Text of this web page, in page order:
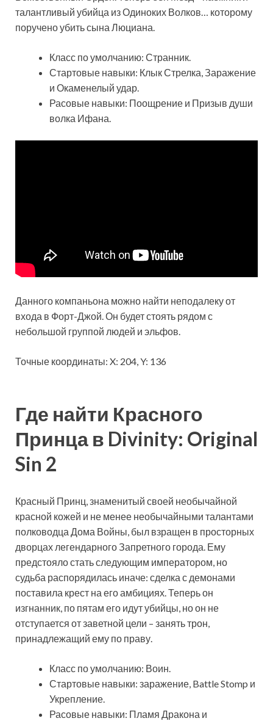
талантливый убийца из Одиноких Волков… которому
поручено убить сына Люциана.
Класс по умолчанию: Странник.
Стартовые навыки: Клык Стрелка, Заражение
и Окаменелый удар.
Расовые навыки: Поощрение и Призыв души
волка Ифана.
Данного компаньона можно найти неподалеку от
входа в Форт-Джой. Он будет стоять рядом с
небольшой группой людей и эльфов.
Точные координаты: X: 204, Y: 136
Где найти Красного
Принца в Divinity: Original
Sin 2
Красный Принц, знаменитый своей необычайной
красной кожей и не менее необычайными талантами
полководца Дома Войны, был взращен в просторных
дворцах легендарного Запретного города. Ему
предстояло стать следующим императором, но
судьба распорядилась иначе: сделка с демонами
поставила крест на его амбициях. Теперь он
изгнанник, по пятам его идут убийцы, но он не
отступается от заветной цели – занять трон,
принадлежащий ему по праву.
Класс по умолчанию: Воин.
Стартовые навыки: заражение, Battle Stomp и
Укрепление.
Расовые навыки: Пламя Дракона и